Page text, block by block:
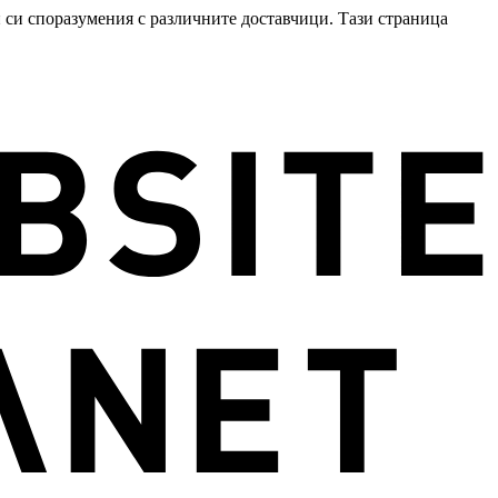
споразумения с различните доставчици. Тази страница